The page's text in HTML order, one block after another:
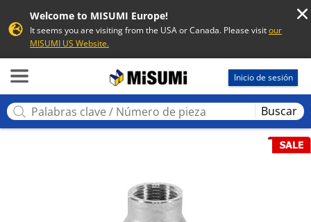
Welcome to MISUMI Europe!
It seems you are visiting from the USA or Canada. Please visitour
MISUMI US Website.
Inicio de sesión
Buscar